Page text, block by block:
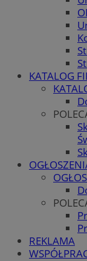
KATALOG
REKLAMA